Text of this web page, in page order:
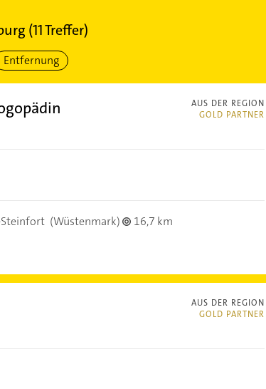
(11Treffer)
Entfernung
AUS DER REGION
GOLD PARTNER
(Wüstenmark)
16,7 km
AUS DER REGION
GOLD PARTNER